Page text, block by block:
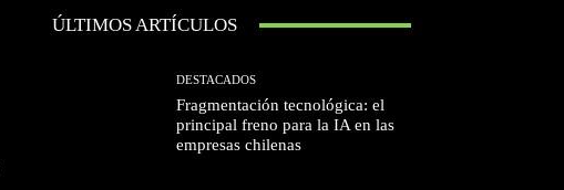
ÚLTIMOS ARTÍCULOS
DESTACADOS
Fragmentación tecnológica: el
principal freno para la IA en las
empresas chilenas